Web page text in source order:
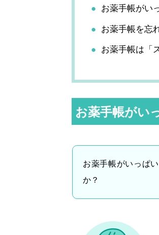
お薬手帳がい
お薬手帳を忘
お薬手帳は「
お薬手帳がい
お薬手帳がいっぱ
か？